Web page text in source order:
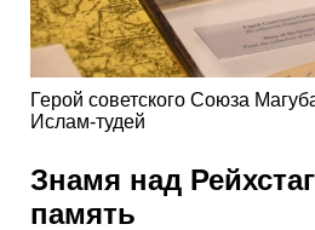
Герой советского Союза
Ислам-тудей
Знамя над
память